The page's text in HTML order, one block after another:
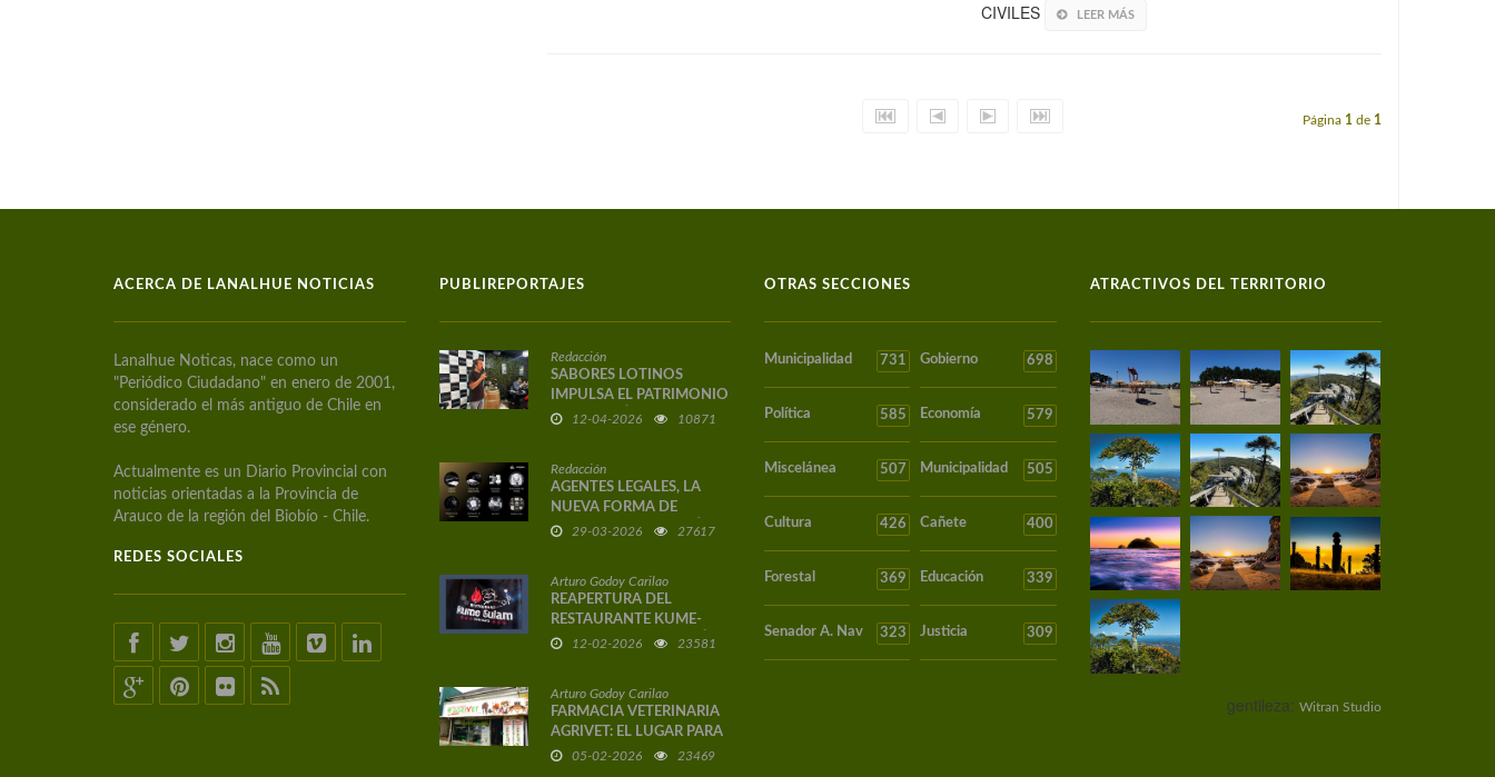
CIVILES
LEER MÁS
Página 1 de 1
ACERCA DE LANALHUE NOTICIAS
Lanalhue Noticas, nace como un
"Periódico Ciudadano" en enero de 2001,
considerado el más antiguo de Chile en
ese género.
Actualmente es un Diario Provincial con
noticias orientadas a la Provincia de
Arauco de la región del Biobío - Chile.
REDES SOCIALES
PUBLIREPORTAJES
Redacción
SABORES LOTINOS
IMPULSA EL PATRIMONIO
GASTRONÓMICO DE
12-04-2026 10871
Redacción
AGENTES LEGALES, LA
NUEVA FORMA DE
EJERCER LA ABOGACÍA
29-03-2026 27617
Arturo Godoy Carilao
REAPERTURA DEL
RESTAURANTE KUME-
GULAM EN EL CORAZÓN
12-02-2026 23581
Arturo Godoy Carilao
FARMACIA VETERINARIA
AGRIVET: EL LUGAR PARA
LAS MASCOTAS DEL
05-02-2026 23469
OTRAS SECCIONES
Municipalidad 731 Gobierno 698
Política 585 Economía 579
Miscelánea 507 Municipalidad 505
Cultura 426 Cañete 400
Forestal 369 Educación 339
Senador A. Nav 323 Justicia 309
ATRACTIVOS DEL TERRITORIO
gentileza: Witran Studio